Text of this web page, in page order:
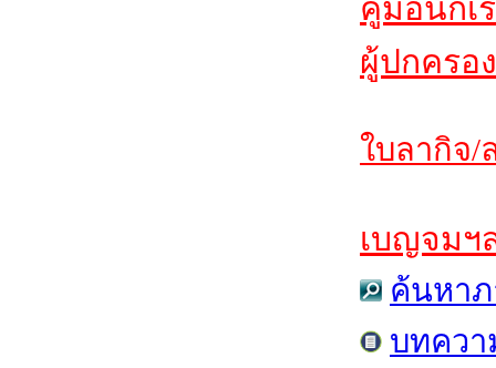
คู่มือนักเ
ผู้ปกครอ
ใบลากิจ/
เบญจมฯ
ค้นหาภ
บทควา